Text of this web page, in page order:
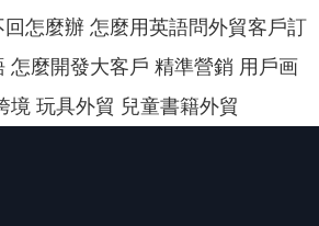
怎麼辦 怎麼用英語問外貿客戶訂
怎麼開發大客戶 精準營銷 用戶画
境 玩具外貿 兒童書籍外貿